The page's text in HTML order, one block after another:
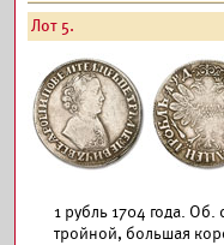
Лот 5.
1 рубль 1704 года. Об.
тройной, большая